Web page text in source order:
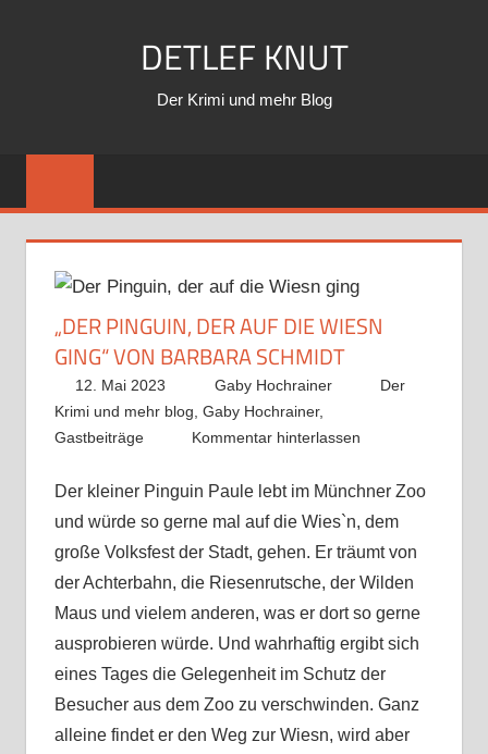
DETLEF KNUT
Der Krimi und mehr Blog
„DER PINGUIN, DER AUF DIE WIESN
GING“ VON BARBARA SCHMIDT
12. Mai 2023 Gaby Hochrainer
Der
Krimi und mehr blog, Gaby Hochrainer,
Gastbeiträge
Kommentar hinterlassen
Der kleiner Pinguin Paule lebt im Münchner Zoo
und würde so gerne mal auf die Wies`n, dem
große Volksfest der Stadt, gehen. Er träumt von
der Achterbahn, die Riesenrutsche, der Wilden
Maus und vielem anderen, was er dort so gerne
ausprobieren würde. Und wahrhaftig ergibt sich
eines Tages die Gelegenheit im Schutz der
Besucher aus dem Zoo zu verschwinden. Ganz
alleine findet er den Weg zur Wiesn, wird aber